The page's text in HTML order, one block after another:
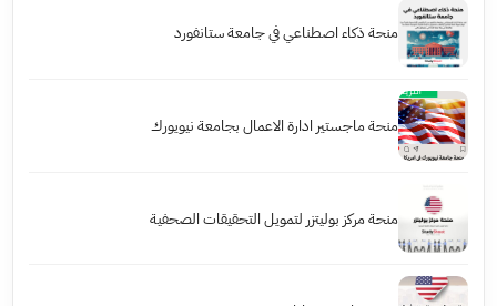
منحة ذكاء اصطناعي في جامعة ستانفورد
منحة ماجستير ادارة الاعمال بجامعة نيويورك
منحة مركز بوليتزر لتمويل التحقيقات الصحفية